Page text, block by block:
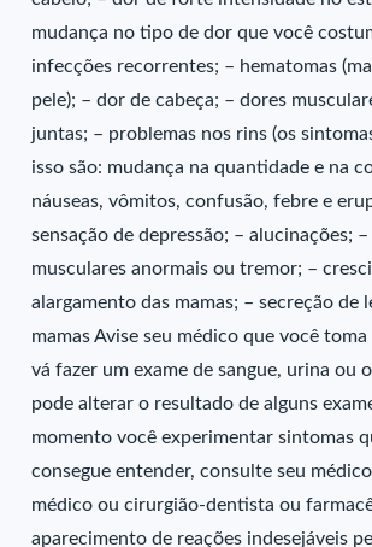
mudança no tipo de dor que você
infecções recorrentes; – hematomas
pele); – dor de cabeça; – dores
juntas; – problemas nos rins (os
isso são: mudança na quantidade e na
náuseas, vômitos, confusão, febre e
sensação de depressão; – alucinações;
musculares anormais ou tremor; –
alargamento das mamas; – secreção de
mamas Avise seu médico que você
vá fazer um exame de sangue, urina ou
pode alterar o resultado de alguns
momento você experimentar sintomas
consegue entender, consulte seu
médico ou cirurgião-dentista ou
aparecimento de reações indesejáveis